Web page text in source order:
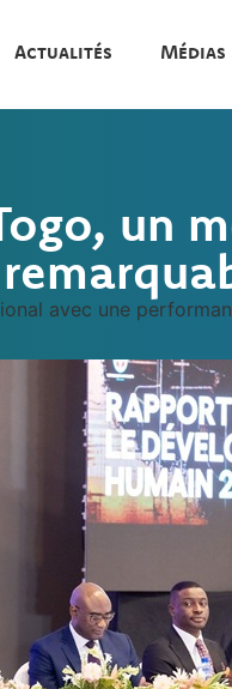
Actualités Médias
un
avec une